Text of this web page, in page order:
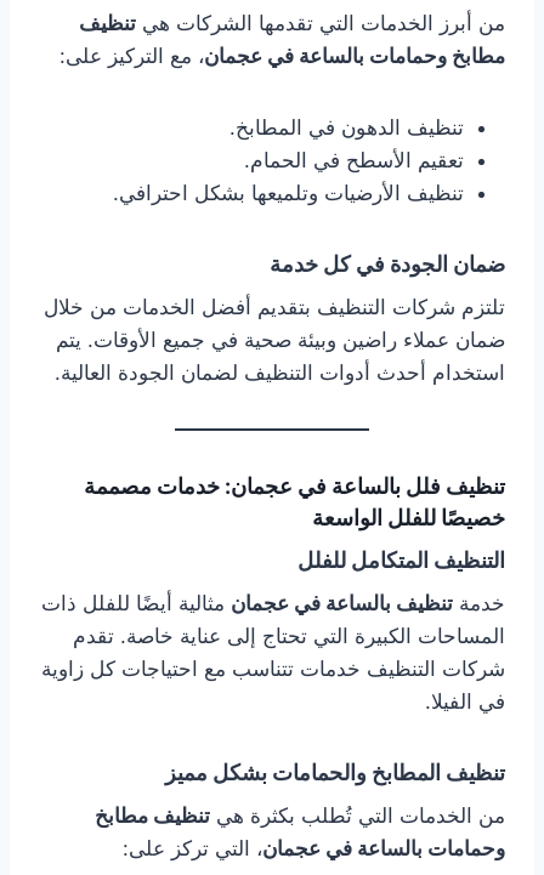
من أبرز الخدمات التي تقدمها الشركات هي تنظيف
مطابخ وحمامات بالساعة في عجمان، مع التركيز على:
تنظيف الدهون في المطابخ.
تعقيم الأسطح في الحمام.
تنظيف الأرضيات وتلميعها بشكل احترافي.
ضمان الجودة في كل خدمة
تلتزم شركات التنظيف بتقديم أفضل الخدمات من خلال
ضمان عملاء راضين وبيئة صحية في جميع الأوقات. يتم
استخدام أحدث أدوات التنظيف لضمان الجودة العالية.
تنظيف فلل بالساعة في عجمان: خدمات مصممة
خصيصًا للفلل الواسعة
التنظيف المتكامل للفلل
خدمة تنظيف بالساعة في عجمان مثالية أيضًا للفلل ذات
المساحات الكبيرة التي تحتاج إلى عناية خاصة. تقدم
شركات التنظيف خدمات تتناسب مع احتياجات كل زاوية
في الفيلا.
تنظيف المطابخ والحمامات بشكل مميز
من الخدمات التي تُطلب بكثرة هي تنظيف مطابخ
وحمامات بالساعة في عجمان، التي تركز على: